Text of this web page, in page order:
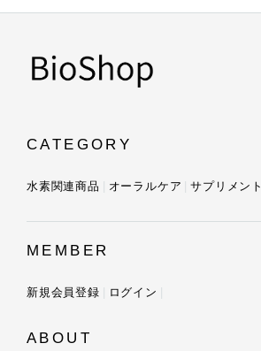
CATEGORY
水素関連商品 オーラルケア サプリメント
MEMBER
新規会員登録 ログイン
ABOUT